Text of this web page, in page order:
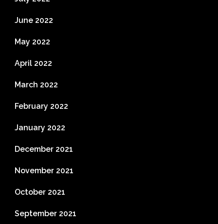
June 2022
May 2022
April 2022
March 2022
February 2022
January 2022
December 2021
November 2021
October 2021
September 2021